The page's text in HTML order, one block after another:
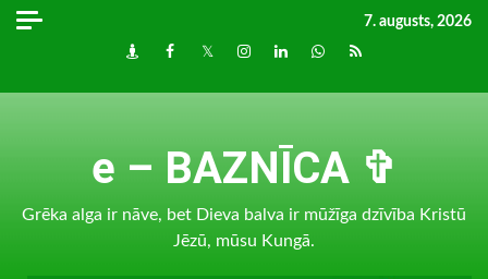
Skip
7. augusts, 2026
DraugiemFacebook
TwitterInstagram
LinkedInwhatsapp
RSS
e – BAZNĪCA ✞
Grēka alga ir nāve, bet Dieva balva ir mūžīga dzīvība Kristū
Jēzū, mūsu Kungā.